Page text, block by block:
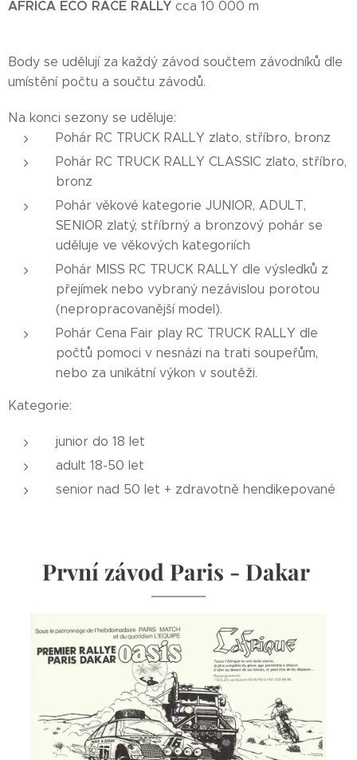
AFRICA ECO RACE RALLY cca 10 000 m
Body se udělují za každý závod součtem závodníků dle
umístění počtu a součtu závodů.
Na konci sezony se uděluje:
Pohár RC TRUCK RALLY zlato, stříbro, bronz
Pohár RC TRUCK RALLY CLASSIC zlato, stříbro,
bronz
Pohár věkové kategorie JUNIOR, ADULT,
SENIOR zlatý, stříbrný a bronzový pohár se
uděluje ve věkových kategoriích
Pohár MISS RC TRUCK RALLY dle výsledků z
přejímek nebo vybraný nezávislou porotou
(nepropracovanější model).
Pohár Cena Fair play RC TRUCK RALLY dle
počtů pomoci v nesnázi na trati soupeřům,
nebo za unikátní výkon v soutěži.
Kategorie:
junior do 18 let
adult 18-50 let
senior nad 50 let + zdravotně hendikepované
První závod Paris - Dakar